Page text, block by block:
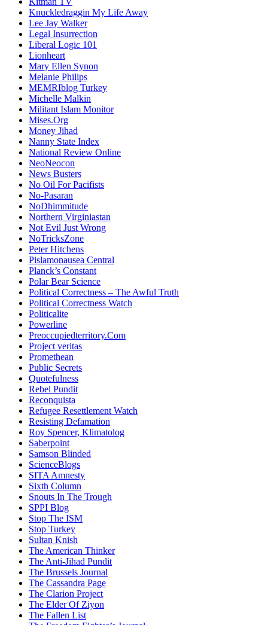
Knuckledraggin My Life Away
Lee Jay Walker
Legal Insurrection
Liberal Logic 101
Lionheart
Mary Ellen Synon
Melanie Philips
MEMRIblog Turkey
Michelle Malkin
Militant Islam Monitor
Mises.Org
Money Jihad
Nanny State Index
National Review Online
NeoNeocon
News Busters
No Oil For Pacifists
No-Pasaran
NoDhimmitude
Northern Virginiastan
Not Evil Just Wrong
NoTricksZone
Peter Hitchens
Pislamonausea Central
Planck’s Constant
Polar Bear Science
Political Correctness – The Awful Truth
Political Correctness Watch
Politicalite
Powerline
Preoccupiedterritory.Com
Project veritas
Promethean
Public Secrets
Quotefulness
Rebel Pundit
Reconquista
Refugee Resettlement Watch
Resisting Defamation
Roy Spencer, Klimatolog
Saberpoint
Samson Blinded
ScienceBlogs
SITA Amnesty
Sixth Column
Snouts In The Trough
SPPI Blog
Stop The ISM
Stop Turkey
Sultan Knish
The American Thinker
The Anti-Jihad Pundit
The Brussels Journal
The Cassandra Page
The Clarion Project
The Elder Of Ziyon
The Fallen List